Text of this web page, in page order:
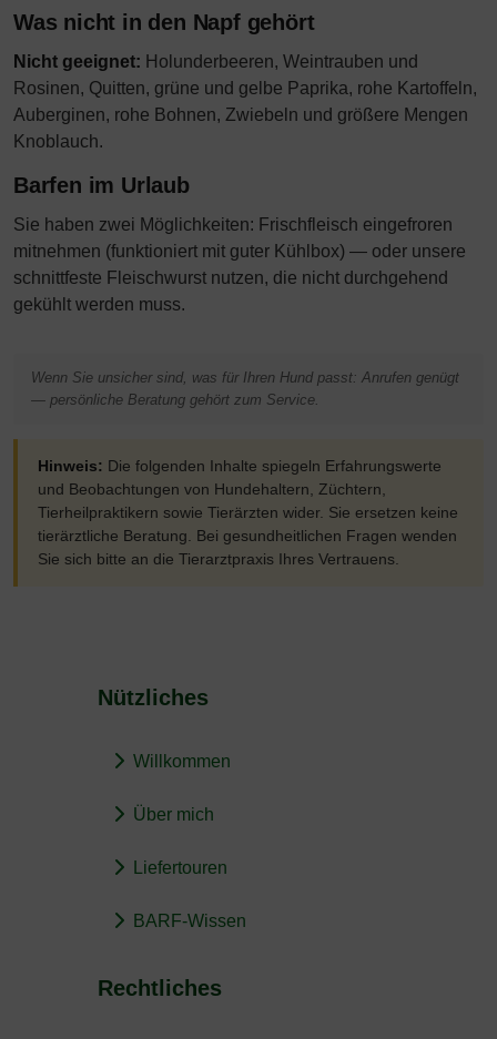
Was nicht in den Napf gehört
Nicht geeignet: Holunderbeeren, Weintrauben und
Rosinen, Quitten, grüne und gelbe Paprika, rohe Kartoffeln,
Auberginen, rohe Bohnen, Zwiebeln und größere Mengen
Knoblauch.
Barfen im Urlaub
Sie haben zwei Möglichkeiten: Frischfleisch eingefroren
mitnehmen (funktioniert mit guter Kühlbox) — oder unsere
schnittfeste Fleischwurst nutzen, die nicht durchgehend
gekühlt werden muss.
Wenn Sie unsicher sind, was für Ihren Hund passt: Anrufen genügt
— persönliche Beratung gehört zum Service.
Hinweis: Die folgenden Inhalte spiegeln Erfahrungswerte
und Beobachtungen von Hundehaltern, Züchtern,
Tierheilpraktikern sowie Tierärzten wider. Sie ersetzen keine
tierärztliche Beratung. Bei gesundheitlichen Fragen wenden
Sie sich bitte an die Tierarztpraxis Ihres Vertrauens.
Nützliches
Willkommen
Über mich
Liefertouren
BARF-Wissen
Rechtliches